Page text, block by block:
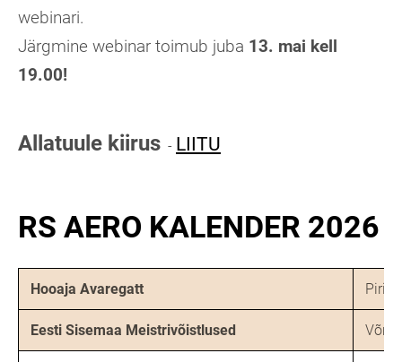
webinari.
Järgmine webinar toimub juba 13. mai kell
19.00!
Allatuule kiirus - LIITU
RS AERO KALENDER 2026
Hooaja Avaregatt Pirita
Eesti Sisemaa Meistrivõistlused